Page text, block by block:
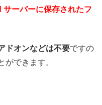
ーバーに保存されたフ
ドオンなどは不要ですの
ができます。